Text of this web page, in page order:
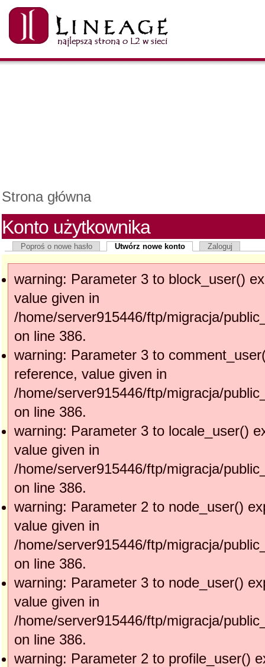
Strona główna
Konto użytkownika
Poproś o nowe hasło Utwórz nowe konto Zaloguj
warning: Parameter 3 to block_user()
value given in
/home/server915446/ftp/migracja/
on line 386.
warning: Parameter 3 to
reference, value given in
/home/server915446/ftp/migracja/
on line 386.
warning: Parameter 3 to locale_user()
value given in
/home/server915446/ftp/migracja/
on line 386.
warning: Parameter 2 to node_user()
value given in
/home/server915446/ftp/migracja/
on line 386.
warning: Parameter 3 to node_user()
value given in
/home/server915446/ftp/migracja/
on line 386.
warning: Parameter 2 to profile_user()